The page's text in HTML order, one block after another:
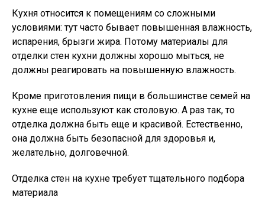
Кухня относится к помещениям со сложными
условиями: тут часто бывает повышенная влажность,
испарения, брызги жира. Потому материалы для
отделки стен кухни должны хорошо мыться, не
должны реагировать на повышенную влажность.
Кроме приготовления пищи в большинстве семей на
кухне еще используют как столовую. А раз так, то
отделка должна быть еще и красивой. Естественно,
она должна быть безопасной для здоровья и,
желательно, долговечной.
Отделка стен на кухне требует тщательного подбора
материала